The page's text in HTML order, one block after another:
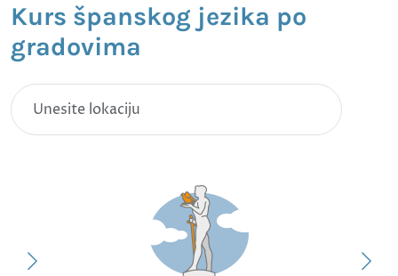
Kurs španskog jezika po
gradovima